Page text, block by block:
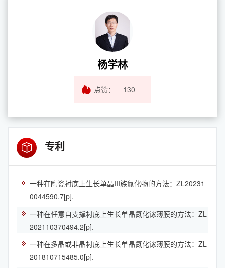
杨学林
点赞： 130
专利
一种在陶瓷衬底上生长单晶III族氮化物的方法：ZL20231
0044590.7[p].
一种在任意自支撑衬底上生长单晶氮化镓薄膜的方法：ZL
202110370494.2[p].
一种在多晶或非晶衬底上生长单晶氮化镓薄膜的方法：ZL
201810715485.0[p].